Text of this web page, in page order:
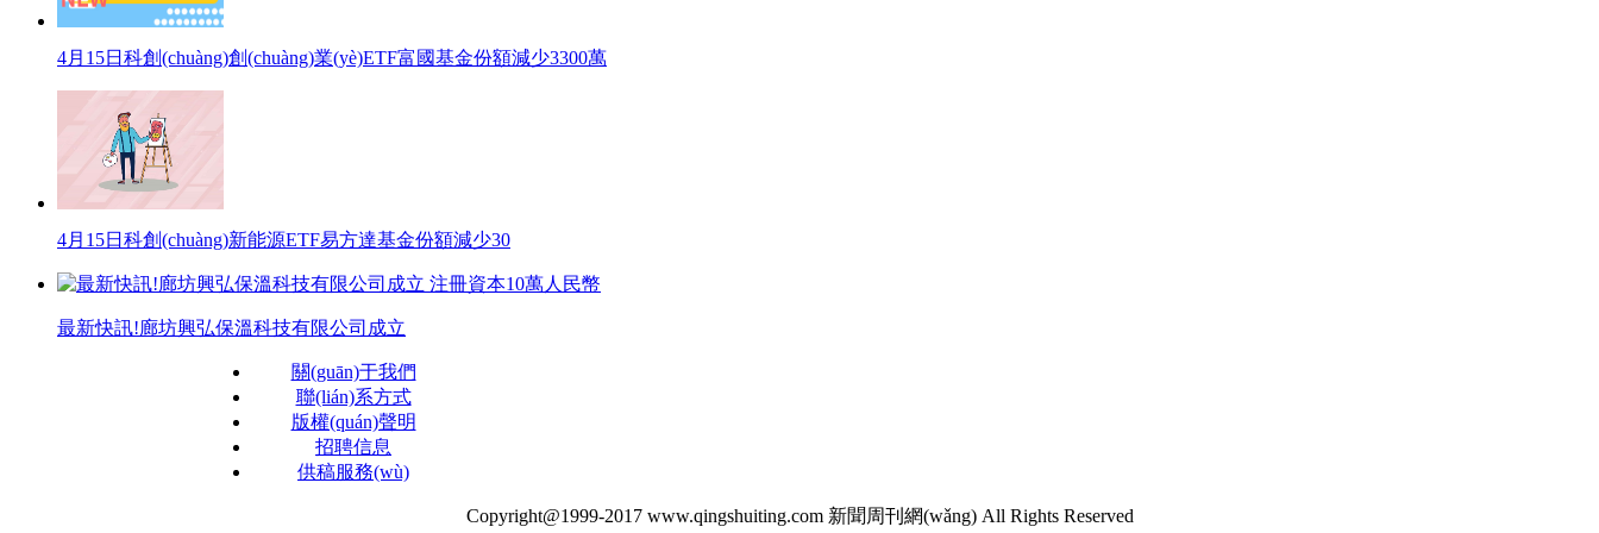
4月15日科創(chuàng)創(chuàng)業(yè)ETF富國基金份額減少3300萬
4月15日科創(chuàng)新能源ETF易方達基金份額減少30
最新快訊!廊坊興弘保溫科技有限公司成立
關(guān)于我們
聯(lián)系方式
版權(quán)聲明
招聘信息
供稿服務(wù)
Copyright@1999-2017 www.qingshuiting.com 新聞周刊網(wǎng) All Rights Reserved